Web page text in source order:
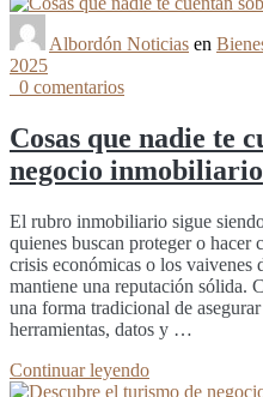
Albordón Noticias en
2025
0 comentarios
Cosas que nadie te
negocio inmobiliario
El rubro inmobiliario sigue
quienes buscan proteger o hacer
crisis económicas o los
mantiene una reputación sólida.
una forma tradicional de
herramientas, datos y …
Continuar leyendo